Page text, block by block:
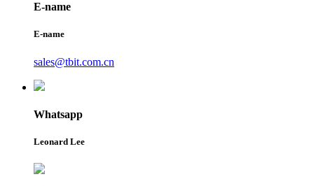
E-name
E-name
sales@tbit.com.cn
Whatsapp
Leonard Lee